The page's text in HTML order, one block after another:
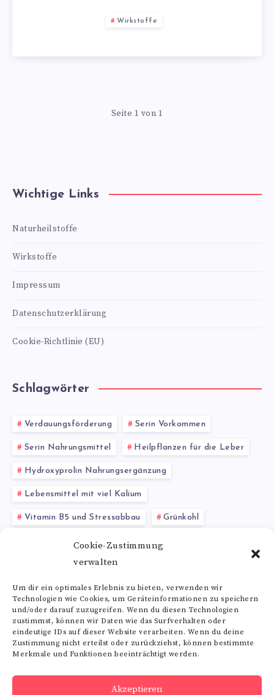
Cookie-Zustimmung
verwalten
Um dir ein optimales Erlebnis zu bieten, verwenden wir
Technologien wie Cookies, um Geräteinformationen zu speichern
und/oder darauf zuzugreifen. Wenn du diesen Technologien
zustimmst, können wir Daten wie das Surfverhalten oder
eindeutige IDs auf dieser Website verarbeiten. Wenn du deine
Zustimmung nicht erteilst oder zurückziehst, können bestimmte
Merkmale und Funktionen beeinträchtigt werden.
Akzeptieren
Wirkstoffe
Seite 1 von 1
Wichtige Links
Naturheilstoffe
Wirkstoffe
Impressum
Datenschutzerklärung
Cookie-Richtlinie (EU)
Schlagwörter
Verdauungsförderung Serin Vorkommen
Serin Nahrungsmittel Heilpflanzen für die Leber
Hydroxyprolin Nahrungsergänzung
Lebensmittel mit viel Kalium
Vitamin B5 und Stressabbau Grünkohl
hormonelle Gesundheit
Symptome Vitamin-A-Mangels
Alle Schlagwörter